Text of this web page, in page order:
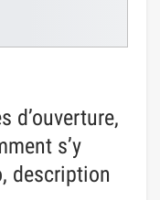
d’ouverture,
s’y
description